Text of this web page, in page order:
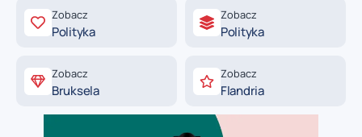
Zobacz
Polityka
Zobacz
Polityka
Zobacz
Bruksela
Zobacz
Flandria